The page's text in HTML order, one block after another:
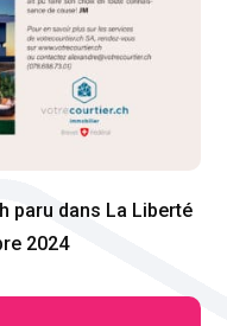
paru dans La Liberté
2024